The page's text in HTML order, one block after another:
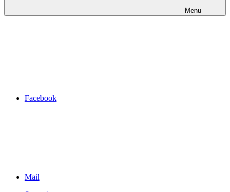
Menu
Facebook
Mail